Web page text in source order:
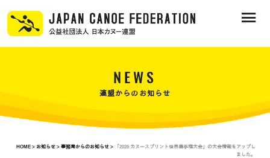
NEWS
連盟からのお知らせ
HOME > お知らせ > 事務局からのお知らせ >
「2026 カヌースプリント世界選手権大会」の大会情報をアップし
ました。